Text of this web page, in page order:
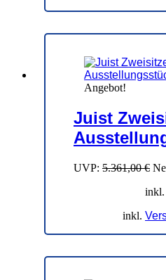
Angebot!
Juist
UVP: 5.361,00 €
inkl.